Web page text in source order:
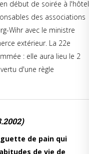
début de soirée à l'hôtel
des associations
Wihr avec le ministre
extérieur. La 22e
: elle aura lieu le 2
d'une règle
de pain qui
de vie de